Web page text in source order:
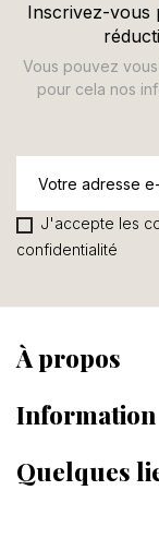
Inscrivez-vous
Vous pouvez
pour cela nos
J'accepte les
confidentialité
À propos
Information
Quelques